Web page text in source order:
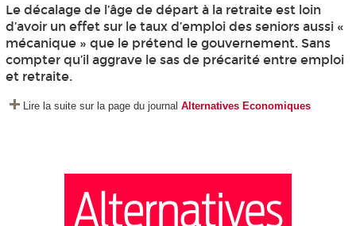
Le décalage de l’âge de départ à la retraite est loin
d’avoir un effet sur le taux d’emploi des seniors aussi «
mécanique » que le prétend le gouvernement. Sans
compter qu’il aggrave le sas de précarité entre emploi
et retraite.
Lire la suite sur la page du journal Alternatives Economiques